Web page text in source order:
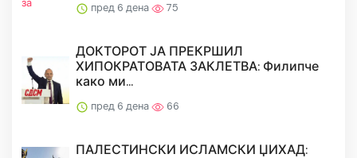
пред 6 дена 75
ДОКТОРОТ ЈА ПРЕКРШИЛ
ХИПОКРАТОВАТА ЗАКЛЕТВА: Филипче
како ми...
пред 6 дена 66
ПАЛЕСТИНСКИ ИСЛАМСКИ ЏИХАД: